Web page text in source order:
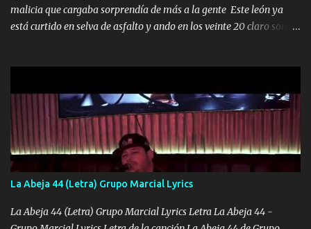
malicia que cargaba sorprendía de más a la gente Este león ya
está curtido en selva de asfalto y ando en los veinte 20 claro son
pa más pues hay charola les voy a dar hasta topar pues no hay de
otra Música Surcando bien mi camino voy por mi línea no veo a
los lados aquel que no corre vuela no se me duerm voy chicoteado
Ya pasé varias hazañas ya tienen rato que me agarran el colmillo
de este León los estatales no sé esperaron Al tiro esta la PrimiZa
también la nueve que cargo al lado doy la mano al que su amigo y
al traicionero damos pa abajo Y No me paran aquí hay pa más
pues hay charola les voy a dar hasta topar pues no hay de otra...
La Abeja 44 (Letra) Grupo Marcial Lyrics
La Abeja 44 (Letra) Grupo Marcial Lyrics Letra La Abeja 44 -